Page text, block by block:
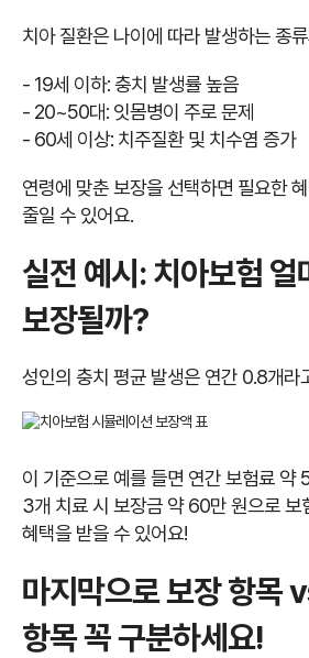
치아 질환은 나이에 따라 발생하는 종
- 19세 이하: 충치 발생률 높음
- 20~50대: 잇몸병이 주로 문제
- 60세 이상: 치주질환 및 치수염 증가
연령에 맞춘 보장을 선택하면 필요한
줄일 수 있어요.
실전 예시: 치아보험 얼
보장될까?
성인의 충치 평균 발생은 연간 0.8개라
이 기준으로 예를 들면 연간 보험료 약
3개 치료 시 보장금 약 60만 원으로 보
혜택을 받을 수 있어요!
마지막으로 보장 항목
항목 꼭 구분하세요!